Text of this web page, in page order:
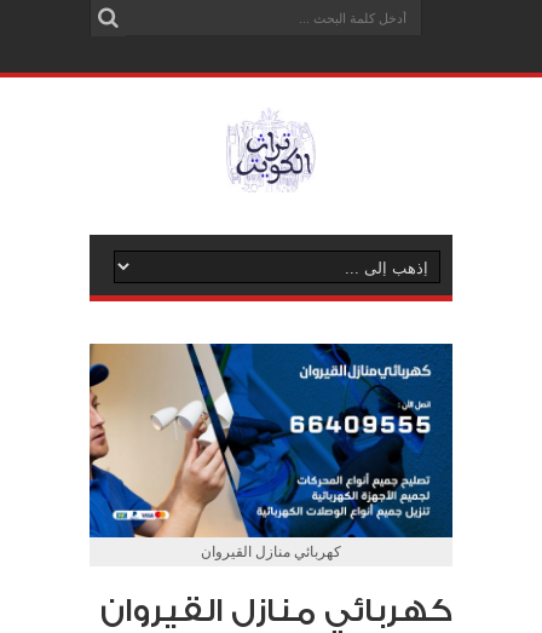
كهربائي منازل القيروان
كهربائي منازل القيروان